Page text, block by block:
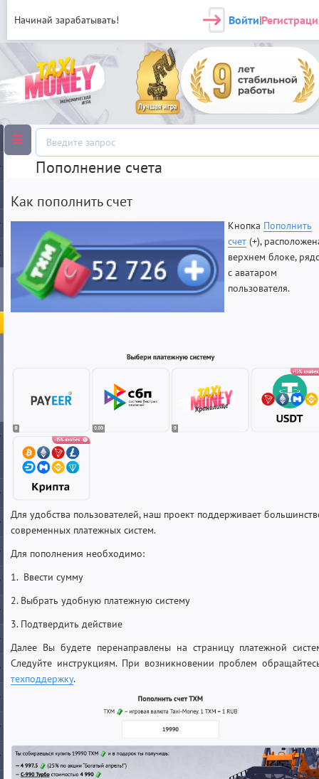
Начинай зарабатывать! Войти|
Пополнение счета
Как пополнить счет
Кнопка Пополнить
счет (+),
верхнем блоке,
с аватаром
пользователя.
Для удобства пользователей, наш проект поддерживает
современных платежных систем.
Для пополнения необходимо:
1. Ввести сумму
2. Выбрать удобную платежную систему
3. Подтвердить действие
Далее Вы будете перенаправлены на страницу платежной
Следуйте инструкциям. При возникновении проблем
техподдержку.